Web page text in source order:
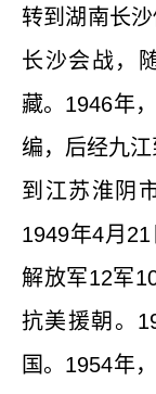
转到湖南长沙
长沙会战，
藏。 1946年
编，后经九
到江苏淮阴
1949年4月 21
解放军12军
抗美援朝。
国。 1954年